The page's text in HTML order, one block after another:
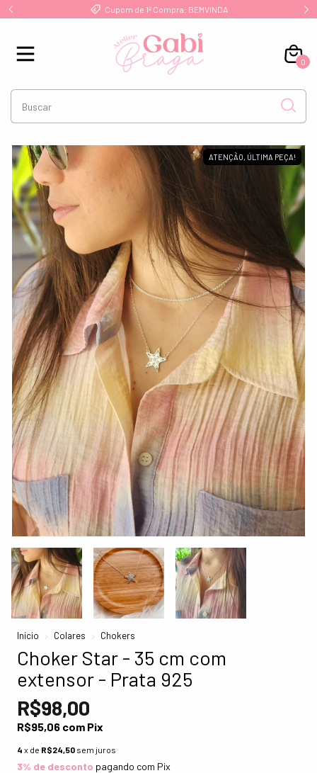
Cupom de 1ª Compra: BEMVINDA
0
ATENÇÃO, ÚLTIMA PEÇA!
Início Colares Chokers
Choker Star - 35 cm com
extensor - Prata 925
R$98,00
R$95,06 com Pix
4 x de R$24,50 sem juros
3% de desconto pagando com Pix